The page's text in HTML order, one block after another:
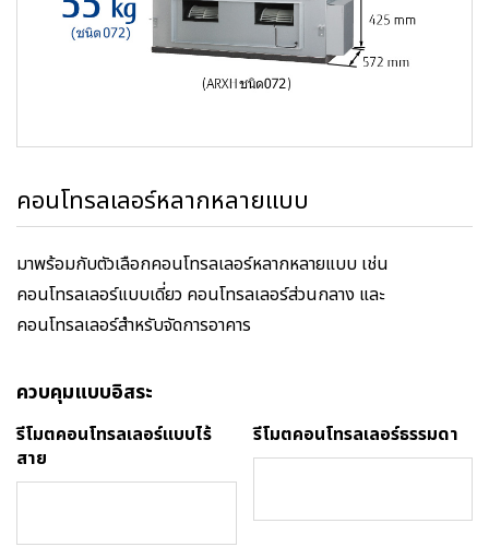
คอนโทรลเลอร์หลากหลายแบบ
มาพร้อมกับตัวเลือกคอนโทรลเลอร์หลากหลายแบบ เช่น
คอนโทรลเลอร์แบบเดี่ยว คอนโทรลเลอร์ส่วนกลาง และ
คอนโทรลเลอร์สำหรับจัดการอาคาร
ควบคุมแบบอิสระ
รีโมตคอนโทรลเลอร์แบบไร้
สาย
รีโมตคอนโทรลเลอร์ธรรมดา